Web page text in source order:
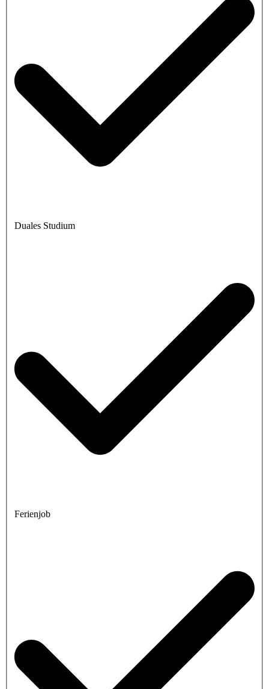
Duales Studium
Ferienjob